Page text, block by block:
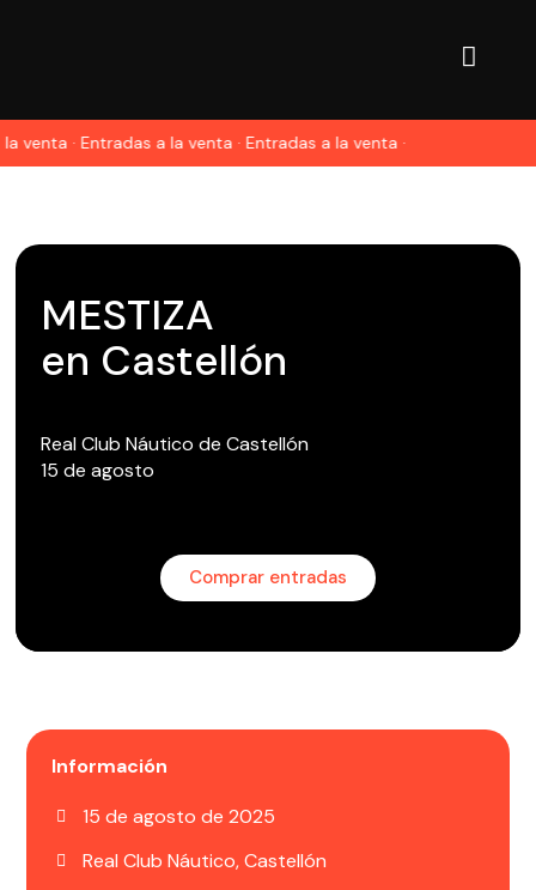
venta · Entradas a la venta · Entradas a la venta ·
MESTIZA
en Castellón
Real Club Náutico de Castellón
15 de agosto
Comprar entradas
Información
15 de agosto de 2025
Real Club Náutico, Castellón